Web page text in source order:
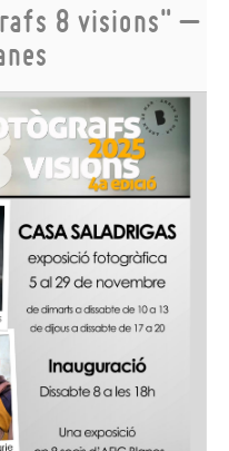
8 visions" –